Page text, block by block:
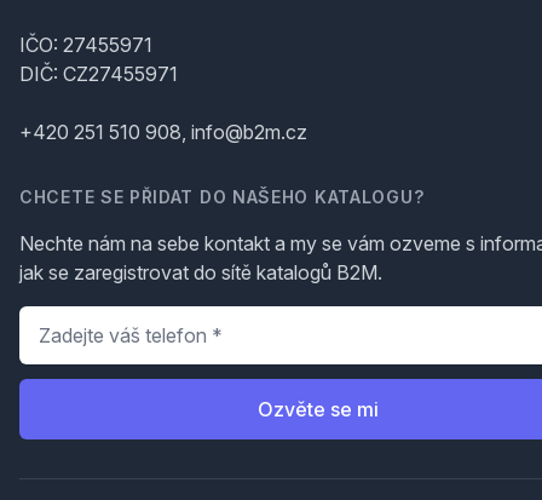
IČO: 27455971
DIČ: CZ27455971
+420 251 510 908, info@b2m.cz
CHCETE SE PŘIDAT DO NAŠEHO KATALOGU?
Nechte nám na sebe kontakt a my se vám ozveme s
jak se zaregistrovat do sítě katalogů B2M.
Telefon
Ozvěte se mi